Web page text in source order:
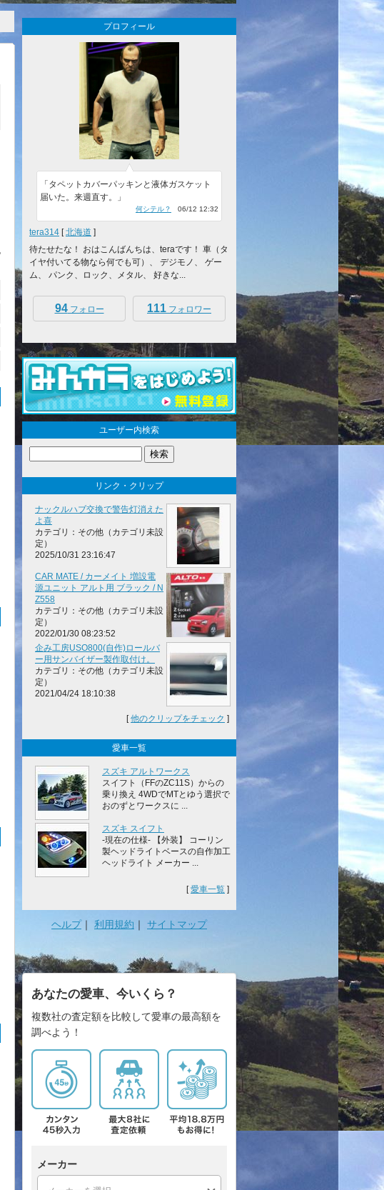
プロフィール
「タペットカバーパッキンと液体ガスケット
届いた。来週直す。」
何シテル？ 06/12 12:32
tera314 [北海道 ]
待たせたな！ おはこんばんちは、teraです！ 車（タ
イヤ付いてる物なら何でも可）、 デジモノ、 ゲー
ム、 パンク、ロック、メタル、 好きな...
94フォロー 111 フォロワー
ユーザー内検索
リンク・クリップ
ナックルハブ交換で警告灯消えた
よ喜
カテゴリ：その他（カテゴリ未設
定）
2025/10/31 23:16:47
CAR MATE / カーメイト 増設電
源ユニット アルト用 ブラック / N
Z558
カテゴリ：その他（カテゴリ未設
定）
2022/01/30 08:23:52
企み工房USO800(自作)ロールバ
ー用サンバイザー製作取付け。
カテゴリ：その他（カテゴリ未設
定）
2021/04/24 18:10:38
[他のクリップをチェック ]
愛車一覧
スズキ アルトワークス
スイフト（FFのZC11S）からの
乗り換え 4WDでMTとゆう選択で
おのずとワークスに ...
スズキ スイフト
-現在の仕様- 【外装】 コーリン
製ヘッドライトベースの自作加工
ヘッドライト メーカー ...
[愛車一覧 ]
ヘルプ｜ 利用規約 ｜ サイトマップ
あなたの愛車、今いくら？
複数社の査定額を比較して愛車の最高額を
調べよう！
メーカー